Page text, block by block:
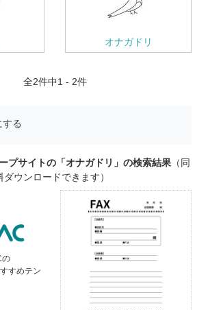
オナガドリ
全2件中1 - 2件
る
プサイトの「オナガドリ」の検索結果 （同
ウンロードできます）
の
すめテン